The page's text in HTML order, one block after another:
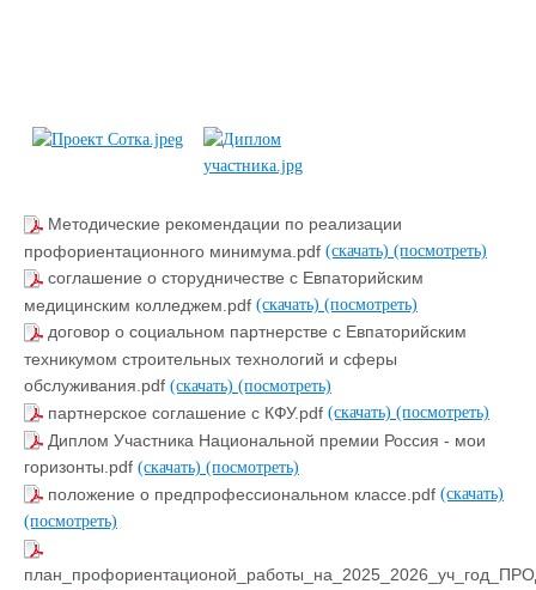
Методические рекомендации по реализации
профориентационного минимума.pdf (скачать) (посмотреть)
соглашение о сторудничестве с Евпаторийским
медицинским колледжем.pdf (скачать) (посмотреть)
договор о социальном партнерстве с Евпаторийским
техникумом строительных технологий и сферы
обслуживания.pdf (скачать) (посмотреть)
партнерское соглашение с КФУ.pdf (скачать) (посмотреть)
Диплом Участника Национальной премии Россия - мои
горизонты.pdf (скачать) (посмотреть)
положение о предпрофессиональном классе.pdf (скачать)
(посмотреть)